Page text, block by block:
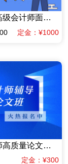
正高级和高级会计师面试答辩专项专家辅导班
定金：¥1000
高级会计师高质量论文辅导班（赠送当年考试辅导课程）
定金：¥300